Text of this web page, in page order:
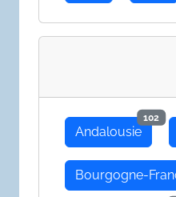
Andalousie
102
Bourgogne-